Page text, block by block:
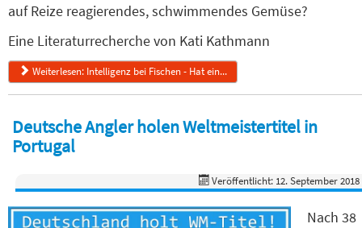
auf Reize reagierendes, schwimmendes Gemüse?
Eine Literaturrecherche von Kati Kathmann
Weiterlesen: Intelligenz bei Fischen - Hat ein...
Deutsche Angler holen Weltmeistertitel in
Portugal
Veröffentlicht: 12. September 2018
Nach 38